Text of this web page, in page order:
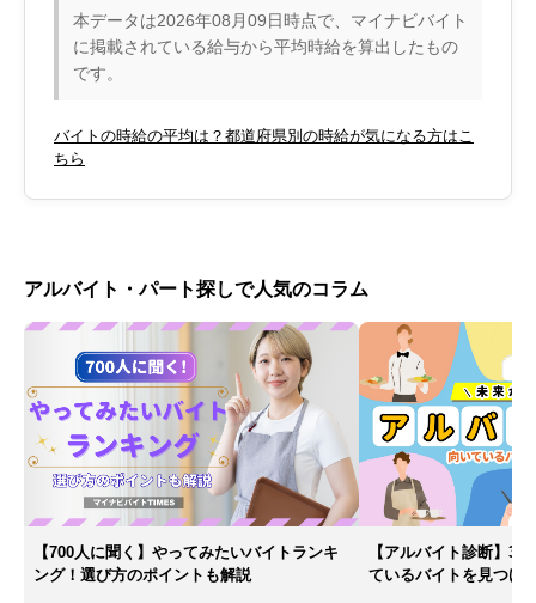
本データは2026年08月09日時点で、マイナビバイト
に掲載されている給与から平均時給を算出したもの
です。
バイトの時給の平均は？都道府県別の時給が気になる方はこ
ちら
アルバイト・パート探しで人気のコラム
【700人に聞く】やってみたいバイトランキ
ング！選び方のポイントも解説
【アルバイト診断】
ているバイトを見つけ